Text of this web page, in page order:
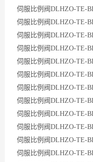
伺服比例阀DLHZO-TE-
伺服比例阀DLHZO-TE-
伺服比例阀DLHZO-TE-
伺服比例阀DLHZO-TE-
伺服比例阀DLHZO-TE-
伺服比例阀DLHZO-TE-
伺服比例阀DLHZO-TE-
伺服比例阀DLHZO-TE-
伺服比例阀DLHZO-TE-
伺服比例阀DLHZO-TE-
伺服比例阀DLHZO-TE-
伺服比例阀DLHZO-TE-